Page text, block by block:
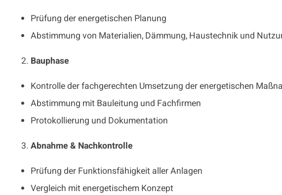
Prüfung der energetischen Planung
Abstimmung von Materialien, Dämmung, Haustechnik und
Bauphase
Kontrolle der fachgerechten Umsetzung der energetischen
Abstimmung mit Bauleitung und Fachfirmen
Protokollierung und Dokumentation
Abnahme & Nachkontrolle
Prüfung der Funktionsfähigkeit aller Anlagen
Vergleich mit energetischem Konzept